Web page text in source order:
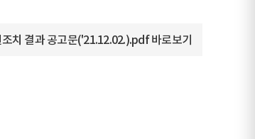
조치 결과 공고문('21.12.02.).pdf 바로보기